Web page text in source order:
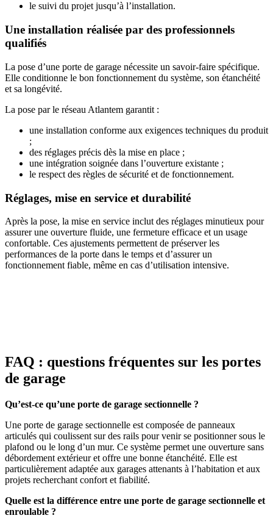
le suivi du projet jusqu’à l’installation.
Une installation réalisée par des professionnels
qualifiés
La pose d’une porte de garage nécessite un savoir-faire spécifique.
Elle conditionne le bon fonctionnement du système, son étanchéité
et sa longévité.
La pose par le réseau Atlantem garantit :
une installation conforme aux exigences techniques du produit
;
des réglages précis dès la mise en place ;
une intégration soignée dans l’ouverture existante ;
le respect des règles de sécurité et de fonctionnement.
Réglages, mise en service et durabilité
Après la pose, la mise en service inclut des réglages minutieux pour
assurer une ouverture fluide, une fermeture efficace et un usage
confortable. Ces ajustements permettent de préserver les
performances de la porte dans le temps et d’assurer un
fonctionnement fiable, même en cas d’utilisation intensive.
FAQ : questions fréquentes sur les portes
de garage
Qu’est-ce qu’une porte de garage sectionnelle ?
Une porte de garage sectionnelle est composée de panneaux
articulés qui coulissent sur des rails pour venir se positionner sous le
plafond ou le long d’un mur. Ce système permet une ouverture sans
débordement extérieur et offre une bonne étanchéité. Elle est
particulièrement adaptée aux garages attenants à l’habitation et aux
projets recherchant confort et fiabilité.
Quelle est la différence entre une porte de garage sectionnelle et
enroulable ?